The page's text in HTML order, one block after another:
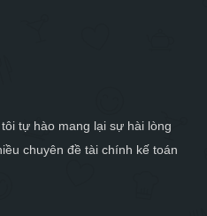
tự hào mang lại sự hài lòng
chuyên đề tài chính kế toán